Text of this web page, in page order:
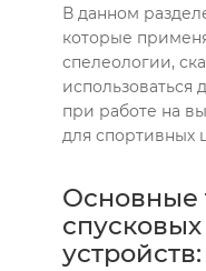
В данном
которые
спелеологии,
использоваться
при работе на
для спортивных
Основные
устройств: